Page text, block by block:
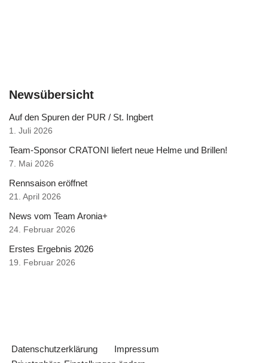
Newsübersicht
Auf den Spuren der PUR / St. Ingbert
1. Juli 2026
Team-Sponsor CRATONI liefert neue Helme und Brillen!
7. Mai 2026
Rennsaison eröffnet
21. April 2026
News vom Team Aronia+
24. Februar 2026
Erstes Ergebnis 2026
19. Februar 2026
Datenschutzerklärung
Impressum